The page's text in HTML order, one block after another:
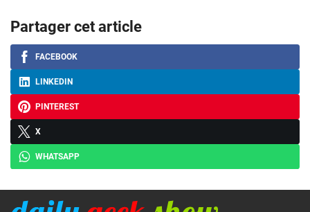
Partager cet article
FACEBOOK
LINKEDIN
PINTEREST
X
WHATSAPP